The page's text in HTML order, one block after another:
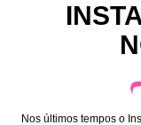
MENSAGENS E FRASES
Nos últimos tempos o